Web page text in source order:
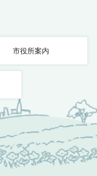
市役所案内